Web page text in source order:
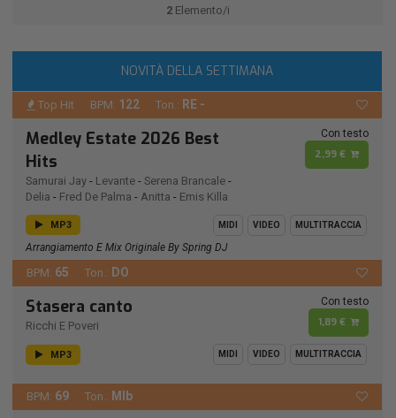
2 Elemento/i
NOVITÀ DELLA SETTIMANA
Top Hit BPM: 122 Ton.: RE -
Medley Estate 2026 Best
Hits
Samurai Jay - Levante - Serena Brancale -
Delia - Fred De Palma - Anitta - Emis Killa
Con testo
2,99 €
MP3 MIDI VIDEO MULTITRACCIA
Arrangiamento E Mix Originale By Spring DJ
BPM: 65 Ton.: DO
Stasera canto
Ricchi E Poveri
Con testo
1,89 €
MP3 MIDI VIDEO MULTITRACCIA
BPM: 69 Ton.: MIb